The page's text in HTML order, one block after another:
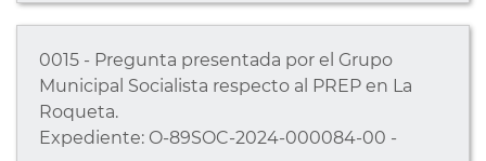
0015 - Pregunta presentada por el Grupo
Municipal Socialista respecto al PREP en La
Roqueta.
Expediente: O-89SOC-2024-000084-00 -